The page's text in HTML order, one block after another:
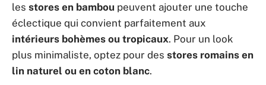
les stores en bambou peuvent ajouter une touche
éclectique qui convient parfaitement aux
intérieurs bohèmes ou tropicaux. Pour un look
plus minimaliste, optez pour des stores romains en
lin naturel ou en coton blanc.